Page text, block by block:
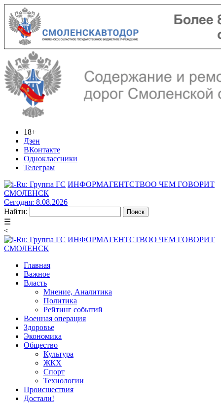
18+
Дзен
ВКонтакте
Одноклассники
Телеграм
ИНФОРМАГЕНТСТВОО ЧЕМ ГОВОРИТ
СМОЛЕНСК
Сегодня: 8.08.2026
Найти:
☰
<
ИНФОРМАГЕНТСТВОО ЧЕМ ГОВОРИТ
СМОЛЕНСК
Главная
Важное
Власть
Мнение, Аналитика
Политика
Рейтинг событий
Военная операция
Здоровье
Экономика
Общество
Культура
ЖКХ
Спорт
Технологии
Происшествия
Достали!